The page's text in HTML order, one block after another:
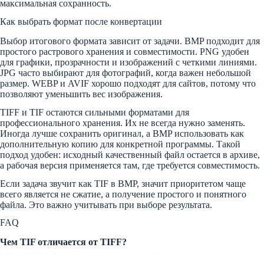
максимальная сохранность.
Как выбрать формат после конвертации
Выбор итогового формата зависит от задачи. BMP подходит для
простого растрового хранения и совместимости. PNG удобен
для графики, прозрачности и изображений с четкими линиями.
JPG часто выбирают для фотографий, когда важен небольшой
размер. WEBP и AVIF хорошо подходят для сайтов, потому что
позволяют уменьшить вес изображения.
TIFF и TIF остаются сильными форматами для
профессионального хранения. Их не всегда нужно заменять.
Иногда лучше сохранить оригинал, а BMP использовать как
дополнительную копию для конкретной программы. Такой
подход удобен: исходный качественный файл остается в архиве,
а рабочая версия применяется там, где требуется совместимость.
Если задача звучит как TIF в BMP, значит приоритетом чаще
всего является не сжатие, а получение простого и понятного
файла. Это важно учитывать при выборе результата.
FAQ
Чем TIF отличается от TIFF?